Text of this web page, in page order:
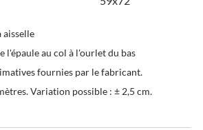
aisselle
l'épaule au col à l'ourlet du bas
fournies par le fabricant.
Variation possible : ± 2,5 cm.